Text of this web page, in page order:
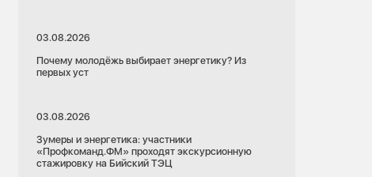
03.08.2026
Почему молодёжь выбирает энергетику? Из
первых уст
03.08.2026
Зумеры и энергетика: участники
«Профкоманд.ФМ» проходят экскурсионную
стажировку на Бийский ТЭЦ